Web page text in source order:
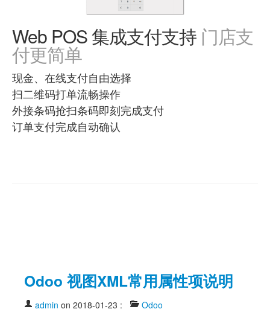
Web POS 集成支付支持 门店支
付更简单
现金、在线支付自由选择
扫二维码打单流畅操作
外接条码抢扫条码即刻完成支付
订单支付完成自动确认
Odoo 视图XML常用属性项说明
admin on 2018-01-23 :
Odoo